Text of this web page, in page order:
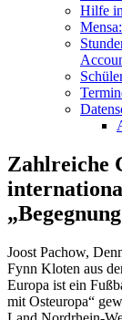
Hilfe
Zahlreiche
Joost Pachow,
Fynn Kloten aus
Europa ist ein
mit Osteuropa“